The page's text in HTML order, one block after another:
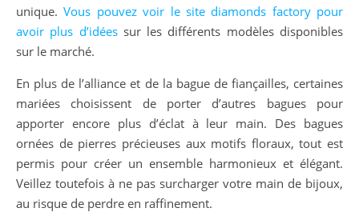
unique.Vous pouvez voir le site diamonds factory pour
avoir plus d’idéessur les différents modèles disponibles
sur le marché.
En plus de l’alliance et de la bague de fiançailles, certaines
mariées choisissent de porter d’autres bagues pour
apporter encore plus d’éclat à leur main. Des bagues
ornées de pierres précieuses aux motifs floraux, tout est
permis pour créer un ensemble harmonieux et élégant.
Veillez toutefois à ne pas surcharger votre main de bijoux,
au risque de perdre en raffinement.